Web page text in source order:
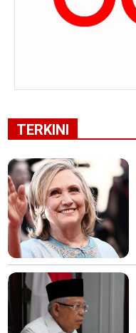
TERKINI